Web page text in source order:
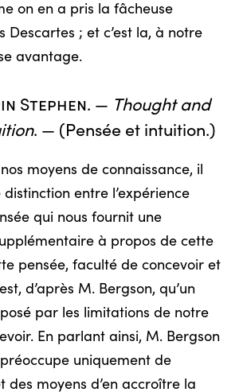
on en a pris la fâcheuse
Descartes ; et c’est la, à notre
avantage.
Stephen. — Thought and
. — (Pensée et intuition.)
moyens de connaissance, il
entre l’expérience
qui nous fournit une
à propos de cette
pensée, faculté de concevoir et
d’après M. Bergson, qu’un
par les limitations de notre
En parlant ainsi, M. Bergson
uniquement de
des moyens d’en accroître la